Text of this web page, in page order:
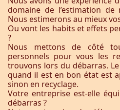
domaine de l’estimation
Nous estimerons au mieux
Ou vont les habits et effets
?
Nous mettons de côté
personnels pour vous les
trouvons lors du débarras.
quand il est en bon état est
sinon en recyclage.
Votre entreprise est-elle
débarras ?